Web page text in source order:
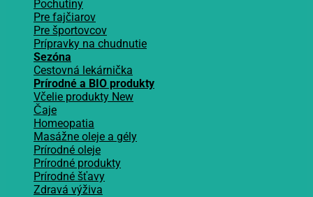
Pochutiny
Pre fajčiarov
Pre športovcov
Prípravky na chudnutie
Sezóna
Cestovná lekárnička
Prírodné a BIO produkty
Včelie produkty
Čaje
Homeopatia
Masážne oleje a gély
Prírodné oleje
Prírodné produkty
Prírodné šťavy
Zdravá výživa